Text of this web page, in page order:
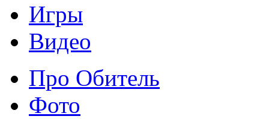
Игры
Видео
Про Обитель
Фото